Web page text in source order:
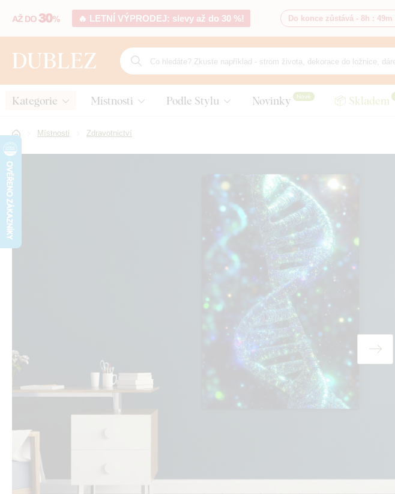
🔥 LETNÍ VÝPRODEJ: slevy až do 30 %! Do konce zůstává - 8h : 49m
Kategorie Místnosti Podle Stylu Novinky Nové 📦 Skladem
Místnosti Zdravotnictví